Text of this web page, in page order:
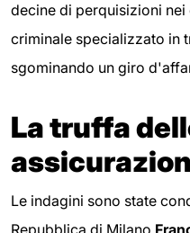
decine di perquisizioni
criminale specializzato in
sgominando un giro
La truffa
Le indagini sono state